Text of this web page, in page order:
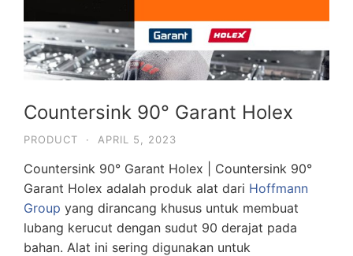
Countersink 90° Garant Holex
PRODUCT · APRIL 5, 2023
Countersink 90° Garant Holex | Countersink 90°
Garant Holex adalah produk alat dari Hoffmann
Group yang dirancang khusus untuk membuat
lubang kerucut dengan sudut 90 derajat pada
bahan. Alat ini sering digunakan untuk